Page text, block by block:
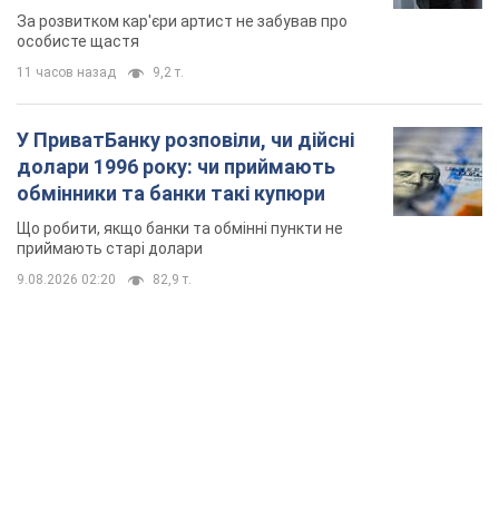
мають
За розвитком кар'єри артист не забував про
особисте щастя
11 часов назад 9,2 т.
У ПриватБанку розповіли, чи дійсні
долари 1996 року: чи приймають
обмінники та банки такі купюри
Що робити, якщо банки та обмінні пункти не
приймають старі долари
9.08.2026 02:20 82,9 т.